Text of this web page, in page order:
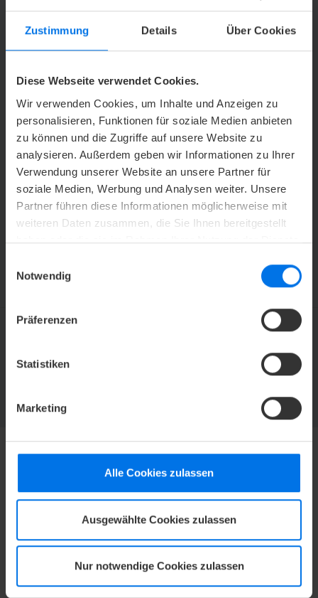
Zustimmung Details Über Cookies
Diese Webseite verwendet Cookies.
Wir verwenden Cookies, um Inhalte und Anzeigen zu
personalisieren, Funktionen für soziale Medien anbieten
zu können und die Zugriffe auf unsere Website zu
analysieren. Außerdem geben wir Informationen zu Ihrer
Verwendung unserer Website an unsere Partner für
soziale Medien, Werbung und Analysen weiter. Unsere
Partner führen diese Informationen möglicherweise mit
weiteren Daten zusammen, die Sie Ihnen bereitgestellt
haben oder die sie im Rahmen Ihrer Nutzung der Dienste
Notwendig
Präferenzen
Statistiken
Marketing
Alle Cookies zulassen
Ausgewählte Cookies zulassen
Nur notwendige Cookies zulassen
SMART Tagen
Wir bieten den passenden Rahmen für Ihre
erfolgreiche Verbandstagung.
Jetzt abonnieren und kein Angebot mehr verpassen.
Mediacenter
Karriere
Kontakt